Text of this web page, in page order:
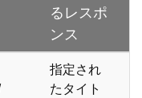
るレスポ
ンス
指定され
たタイト